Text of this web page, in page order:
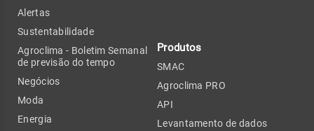
Alertas
Sustentabilidade
Agroclima - Boletim Semanal
de previsão do tempo
Negócios
Moda
Energia
Produtos
SMAC
Agroclima PRO
API
Levantamento de dados